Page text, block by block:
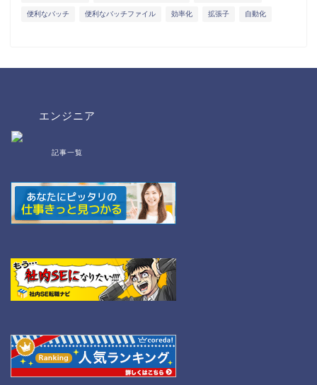
便利なバッチ 便利なバッチファイル 効率化 拡張子 自動化
エンジニア
記事一覧